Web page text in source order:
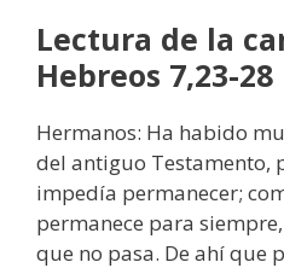
Lectura de la
Hebreos 7,23-28
Hermanos: Ha habido
del antiguo Testamento,
impedía permanecer;
permanece para
que no pasa. De ahí que